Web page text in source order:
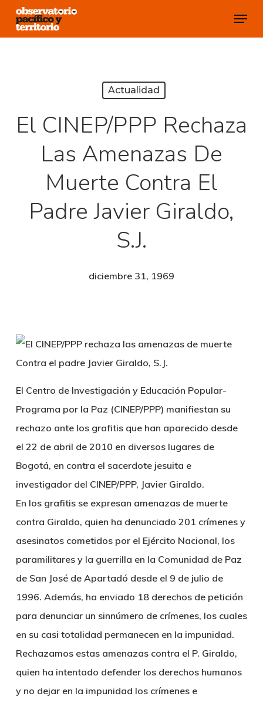
Skip
Menu
Actualidad
El CINEP/PPP Rechaza
Las Amenazas De
Muerte Contra El
Padre Javier Giraldo,
S.J.
diciembre 31, 1969
El Centro de Investigación y Educación Popular-
Programa por la Paz (CINEP/PPP) manifiestan su
rechazo ante los grafitis que han aparecido desde
el 22 de abril de 2010 en diversos lugares de
Bogotá, en contra el sacerdote jesuita e
investigador del CINEP/PPP, Javier Giraldo.
En los grafitis se expresan amenazas de muerte
contra Giraldo, quien ha denunciado 201 crímenes y
asesinatos cometidos por el Ejército Nacional, los
paramilitares y la guerrilla en la Comunidad de Paz
de San José de Apartadó desde el 9 de julio de
1996. Además, ha enviado 18 derechos de petición
para denunciar un sinnúmero de crímenes, los cuales
en su casi totalidad permanecen en la impunidad.
Rechazamos estas amenazas contra el P. Giraldo,
quien ha intentado defender los derechos humanos
y no dejar en la impunidad los crímenes e
Close